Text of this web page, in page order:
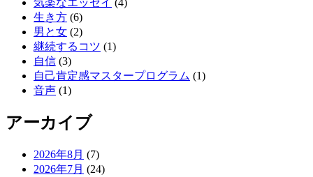
生き方 (6)
男と女 (2)
継続するコツ (1)
自信 (3)
自己肯定感マスタープログラム (1)
音声 (1)
アーカイブ
2026年8月 (7)
2026年7月 (24)